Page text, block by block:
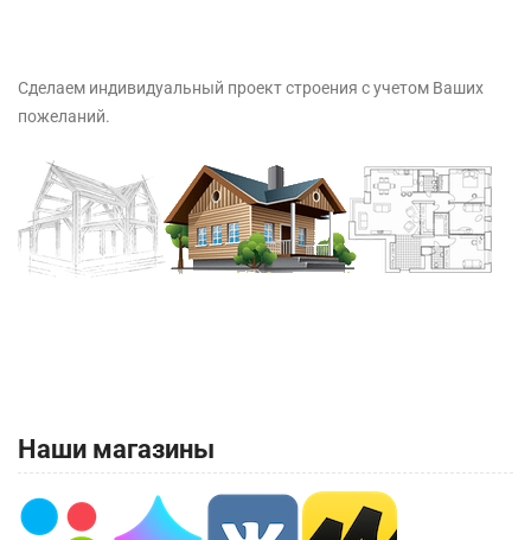
Сделаем индивидуальный проект строения с учетом Ваших
пожеланий.
Наши магазины